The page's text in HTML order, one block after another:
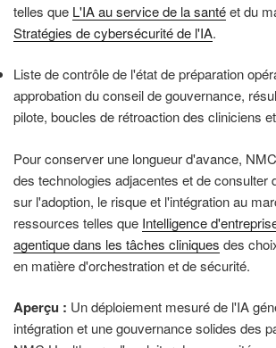
telles que L'IA au service de la santéet du
Stratégies de cybersécurité de l'IA.
Liste de contrôle de l'état de préparation
approbation du conseil de gouvernance,
pilote, boucles de rétroaction des cliniciens
Pour conserver une longueur d'avance,
des technologies adjacentes et de consulter
sur l'adoption, le risque et l'intégration au
ressources telles que Intelligence
agentique dans les tâches cliniques des
en matière d'orchestration et de sécurité.
Aperçu : Un déploiement mesuré de l'IA
intégration et une gouvernance solides des